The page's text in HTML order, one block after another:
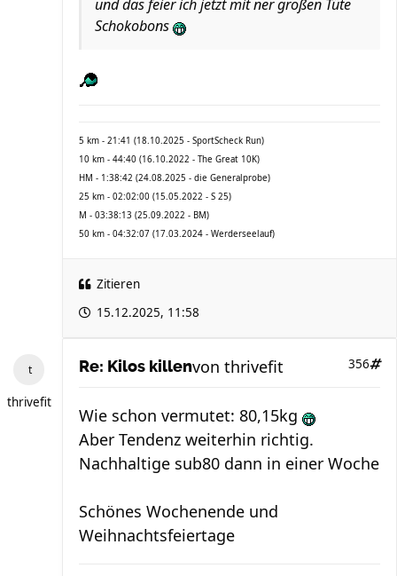
und das feier ich jetzt mit ner großen Tüte
Schokobons
5 km - 21:41 (18.10.2025 - SportScheck Run)
10 km - 44:40 (16.10.2022 - The Great 10K)
HM - 1:38:42 (24.08.2025 - die Generalprobe)
25 km - 02:02:00 (15.05.2022 - S 25)
M - 03:38:13 (25.09.2022 - BM)
50 km - 04:32:07 (17.03.2024 - Werderseelauf)
Zitieren
15.12.2025, 11:58
thrivefit
Re: Kilos killen 356
von thrivefit
Wie schon vermutet: 80,15kg
Aber Tendenz weiterhin richtig.
Nachhaltige sub80 dann in einer Woche
Schönes Wochenende und
Weihnachtsfeiertage